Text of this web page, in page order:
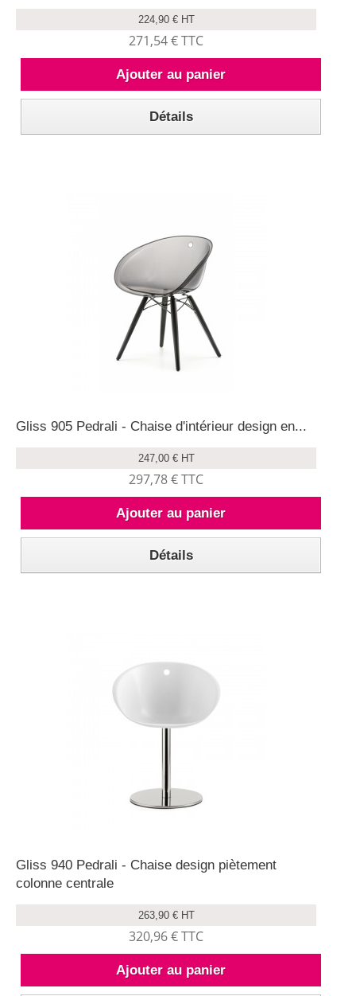
224,90 € HT
271,54 € TTC
Ajouter au panier
Détails
Gliss 905 Pedrali - Chaise d'intérieur design en...
247,00 € HT
297,78 € TTC
Ajouter au panier
Détails
Gliss 940 Pedrali - Chaise design piètement
colonne centrale
263,90 € HT
320,96 € TTC
Ajouter au panier